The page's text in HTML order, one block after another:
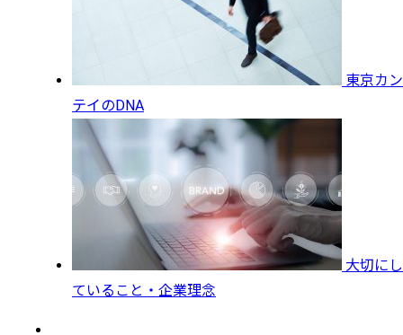
東京カン
テイのDNA
大切にし
ていること・企業理念